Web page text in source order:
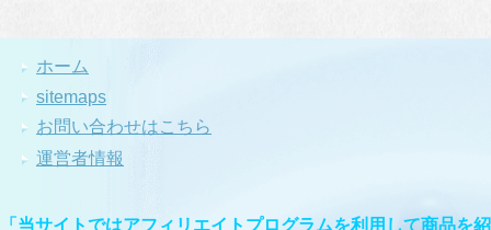
ホーム
sitemaps
お問い合わせはこちら
運営者情報
「当サイトではアフィリエイトプログラムを利用して商品を紹